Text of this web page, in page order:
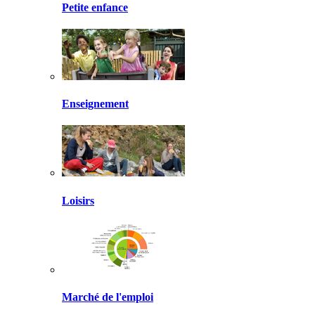
Petite enfance
Enseignement
Loisirs
Marché de l'emploi